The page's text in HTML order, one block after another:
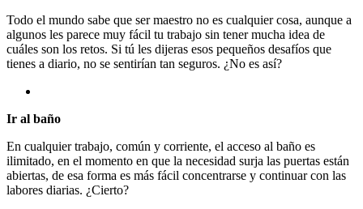
Todo el mundo sabe que ser maestro no es cualquier cosa, aunque a
algunos les parece muy fácil tu trabajo sin tener mucha idea de
cuáles son los retos. Si tú les dijeras esos pequeños desafíos que
tienes a diario, no se sentirían tan seguros. ¿No es así?
Ir al baño
En cualquier trabajo, común y corriente, el acceso al baño es
ilimitado, en el momento en que la necesidad surja las puertas están
abiertas, de esa forma es más fácil concentrarse y continuar con las
labores diarias. ¿Cierto?